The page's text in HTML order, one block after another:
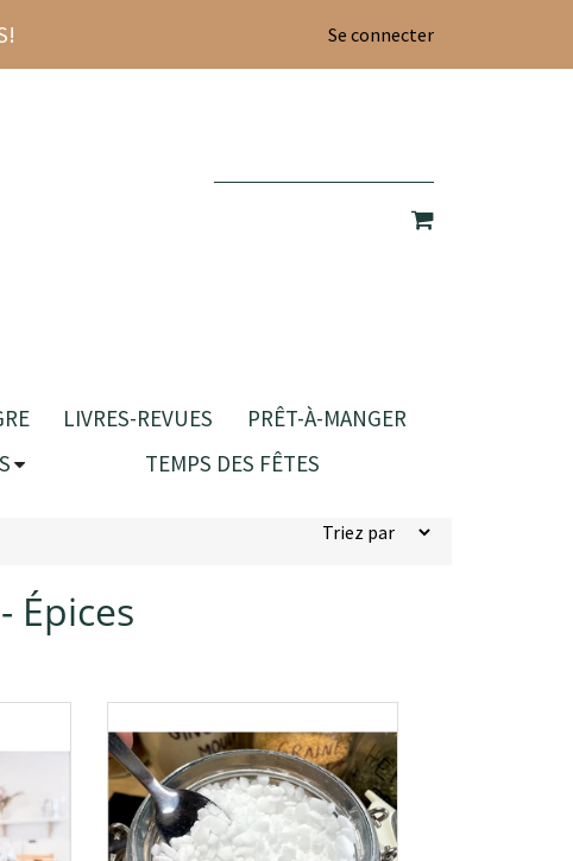
Se connecter
LIVRES-REVUES
PRÊT-À-MANGER
TEMPS DES FÊTES
Épices